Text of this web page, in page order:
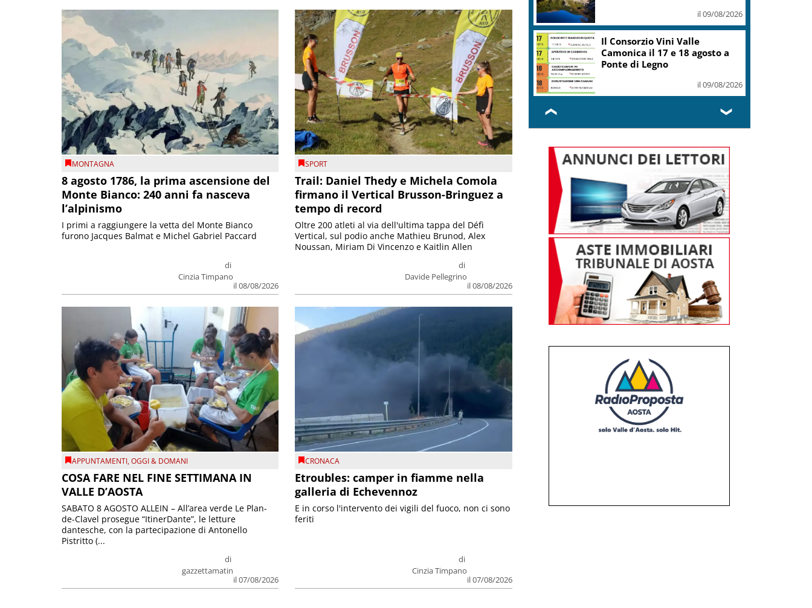
MONTAGNA
8 agosto 1786, la prima ascensione del
Monte Bianco: 240 anni fa nasceva
l’alpinismo
di
Cinzia Timpano
il 08/08/2026
I primi a raggiungere la vetta del Monte Bianco
furono Jacques Balmat e Michel Gabriel Paccard
SPORT
Trail: Daniel Thedy e Michela Comola
firmano il Vertical Brusson-Bringuez a
tempo di record
di
Davide Pellegrino
il 08/08/2026
Oltre 200 atleti al via dell'ultima tappa del Défì
Vertical, sul podio anche Mathieu Brunod, Alex
Noussan, Miriam Di Vincenzo e Kaitlin Allen
APPUNTAMENTI,OGGI & DOMANI
COSA FARE NEL FINE SETTIMANA IN
VALLE D’AOSTA
di
gazzettamatin
il 07/08/2026
SABATO 8 AGOSTO ALLEIN – All’area verde Le Plan-
de-Clavel prosegue “ItinerDante”, le letture
dantesche, con la partecipazione di Antonello
Pistritto (...
CRONACA
Etroubles: camper in fiamme nella
galleria di Echevennoz
di
Cinzia Timpano
il 07/08/2026
E in corso l'intervento dei vigili del fuoco, non ci sono
feriti
il 09/08/2026
Il Consorzio Vini Valle
Camonica il 17 e 18 agosto a
Ponte di Legno
il 09/08/2026
❮ ❯